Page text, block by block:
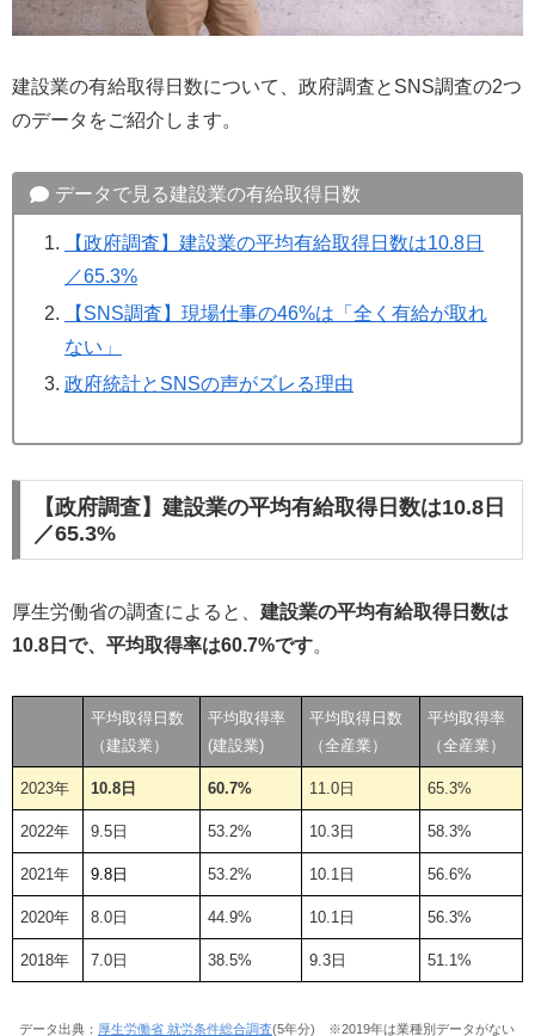
建設業の有給取得日数について、政府調査とSNS調査の2つ
のデータをご紹介します。
データで見る建設業の有給取得日数
【政府調査】建設業の平均有給取得日数は10.8日
／65.3%
【SNS調査】現場仕事の46%は「全く有給が取れ
ない」
政府統計とSNSの声がズレる理由
【政府調査】建設業の平均有給取得日数は10.8日
／65.3%
厚生労働省の調査によると、 建設業の平均有給取得日数は
10.8日で、平均取得率は60.7%です。
平均取得日数
（建設業）
平均取得率
(建設業)
平均取得日数
（全産業）
平均取得率
（全産業）
2023年 10.8日 60.7% 11.0日 65.3%
2022年 9.5日 53.2% 10.3日 58.3%
2021年 9.8日 53.2% 10.1日 56.6%
2020年 8.0日 44.9% 10.1日 56.3%
2018年 7.0日 38.5% 9.3日 51.1%
データ出典： 厚生労働省 就労条件総合調査(5年分) ※2019年は業種別データがない